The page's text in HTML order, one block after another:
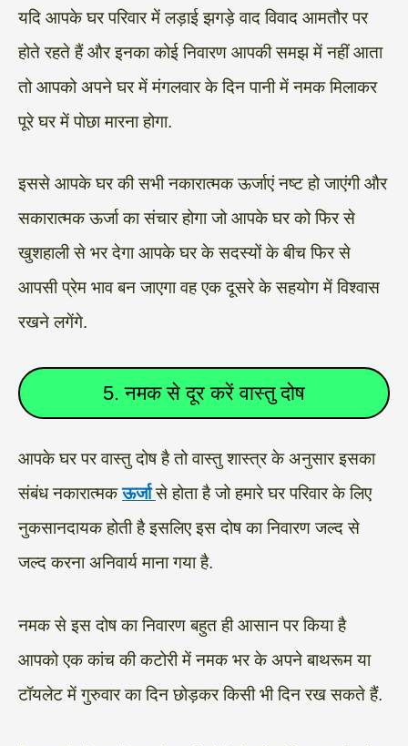
यदि आपके घर परिवार में लड़ाई झगड़े वाद विवाद आमतौर पर
होते रहते हैं और इनका कोई निवारण आपकी समझ में नहीं आता
तो आपको अपने घर में मंगलवार के दिन पानी में नमक मिलाकर
पूरे घर में पोछा मारना होगा.
इससे आपके घर की सभी नकारात्मक ऊर्जाएं नष्ट हो जाएंगी और
सकारात्मक ऊर्जा का संचार होगा जो आपके घर को फिर से
खुशहाली से भर देगा आपके घर के सदस्यों के बीच फिर से
आपसी प्रेम भाव बन जाएगा वह एक दूसरे के सहयोग में विश्वास
रखने लगेंगे.
5. नमक से दूर करें वास्तु दोष
आपके घर पर वास्तु दोष है तो वास्तु शास्त्र के अनुसार इसका
संबंध नकारात्मकऊर्जासे होता है जो हमारे घर परिवार के लिए
नुकसानदायक होती है इसलिए इस दोष का निवारण जल्द से
जल्द करना अनिवार्य माना गया है.
नमक से इस दोष का निवारण बहुत ही आसान पर किया है
आपको एक कांच की कटोरी में नमक भर के अपने बाथरूम या
टॉयलेट में गुरुवार का दिन छोड़कर किसी भी दिन रख सकते हैं.